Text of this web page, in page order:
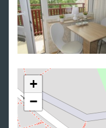
+
−